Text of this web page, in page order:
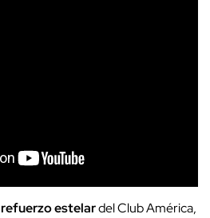
refuerzo estelardel Club América,